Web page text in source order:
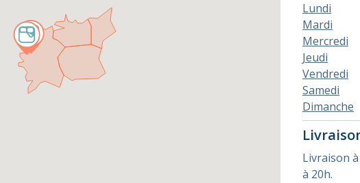
Lundi
Mardi
Mercredi
Jeudi
Vendredi
Samedi
Dimanche
Livraison
à 20h.